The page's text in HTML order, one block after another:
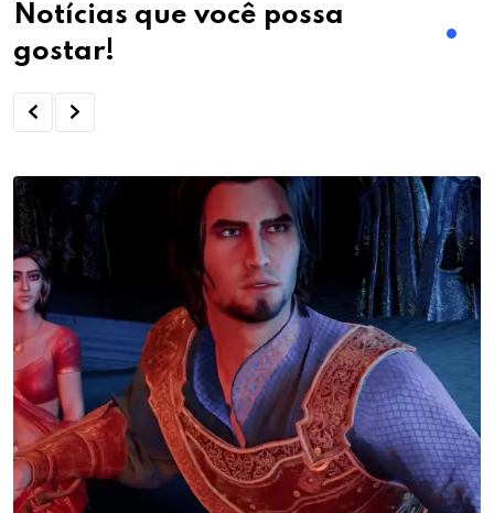
Notícias que você possa
gostar!